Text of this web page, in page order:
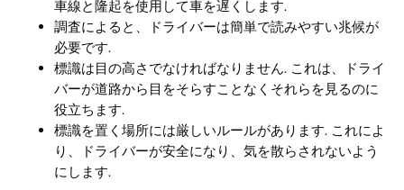
車線と隆起を使用して車を遅くします.
調査によると、ドライバーは簡単で読みやすい兆候が
必要です.
標識は目の高さでなければなりません. これは、ドライ
バーが道路から目をそらすことなくそれらを見るのに
役立ちます.
標識を置く場所には厳しいルールがあります. これによ
り、ドライバーが安全になり、気を散らされないよう
にします.